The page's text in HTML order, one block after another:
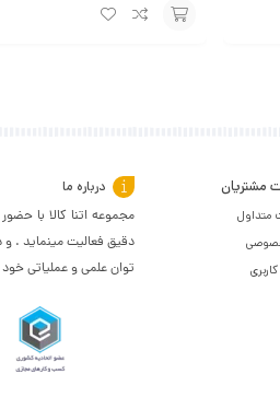
مشتریان
متداول
درباره ما
مجموعه اتنا کالا با
دقیق فعالیت مینماید .
توان علمی و عملیاتی